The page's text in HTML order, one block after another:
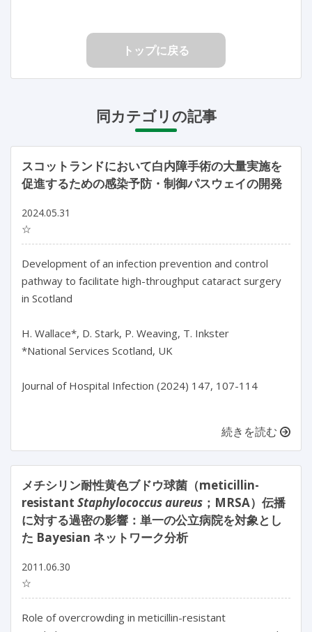
トップに戻る
同カテゴリの記事
スコットランドにおいて白内障手術の大量実施を
促進するための感染予防・制御パスウェイの開発
2024.05.31
☆
Development of an infection prevention and control
pathway to facilitate high-throughput cataract surgery
in Scotland
H. Wallace*, D. Stark, P. Weaving, T. Inkster
*National Services Scotland, UK
Journal of Hospital Infection (2024) 147, 107-114
続きを読む
メチシリン耐性黄色ブドウ球菌（meticillin-
resistant Staphylococcus aureus ；MRSA）伝播
に対する過密の影響：単一の公立病院を対象とし
た Bayesian ネットワーク分析
2011.06.30
☆
Role of overcrowding in meticillin-resistant